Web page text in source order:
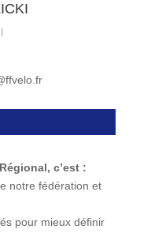
c’est :
notre fédération et
pour mieux définir